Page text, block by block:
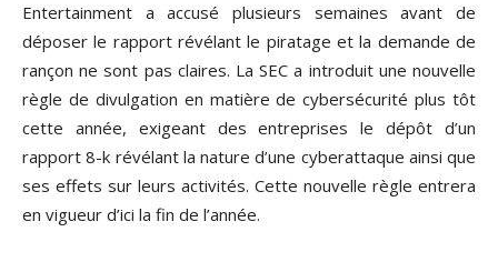
Entertainment a accusé plusieurs semaines avant de
déposer le rapport révélant le piratage et la demande de
rançon ne sont pas claires. La SEC a introduit une nouvelle
règle de divulgation en matière de cybersécurité plus tôt
cette année, exigeant des entreprises le dépôt d’un
rapport 8-k révélant la nature d’une cyberattaque ainsi que
ses effets sur leurs activités. Cette nouvelle règle entrera
en vigueur d’ici la fin de l’année.